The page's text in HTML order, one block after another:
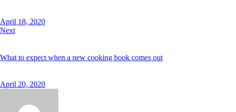
April 18, 2020
Next
What to expect when a new cooking book comes out
April 20, 2020